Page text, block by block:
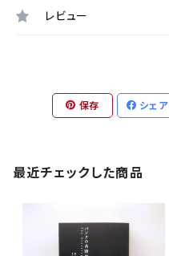
レビュー
保存 シェア
最近チェックした商品